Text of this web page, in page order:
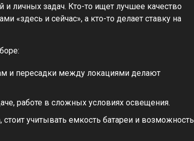
личных задач. Кто-то ищет лучшее качество
«здесь и сейчас», а кто-то делает ставку на
и пересадки между локациями делают
работе в сложных условиях освещения.
учитывать емкость батареи и возможность